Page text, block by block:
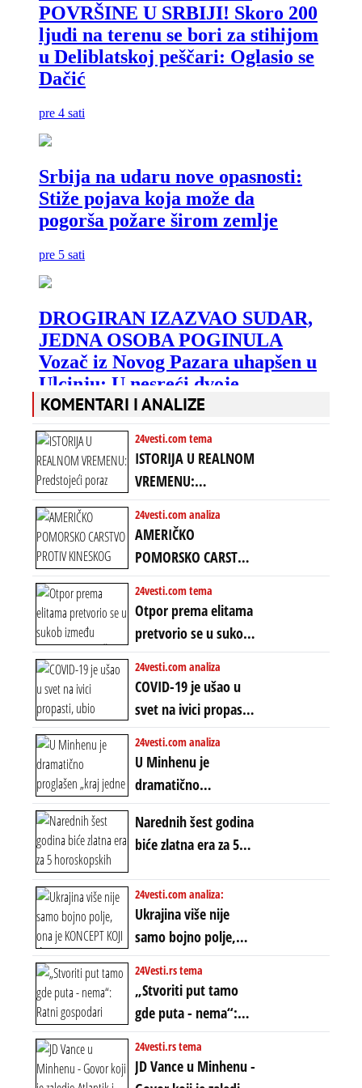
KOMENTARI I ANALIZE
24vesti.com tema
ISTORIJA U REALNOM
VREMENU:
Predstojeći poraz
Amerike u Iranu
uvodi eru
energetskog haosa,
finansijskih
previranja i kolapsa
starog poretka
24vesti.com analiza
AMERIČKO
POMORSKO CARSTVO
PROTIV KINESKOG
KOPNENOG SVETA:
Rat u Iranu je rat za
globalne preferencije
24vesti.com tema
Otpor prema elitama
pretvorio se u sukob
između običnih ljudi:
ZAŠTO SE DEŠAVA
EKSTREMNA
POLARIZACIJA?
24vesti.com analiza
COVID-19 je ušao u
svet na ivici propasti,
ubio milione, ali je
spasao sistem
24vesti.com analiza
U Minhenu je
dramatično
proglašen „kraj jedne
ere“, ali sa
dvostrukom
neistinom: forma te
ere završila se na
istom mestu, ali
prošle godine
Narednih šest godina
biće zlatna era za 5
znakova: Stiže lavina
novca i bogatstva
24vesti.com analiza:
Ukrajina više nije
samo bojno polje,
ona je KONCEPT KOJI
ĆE RASPASTI CEO
ZAPADNI SVET
24Vesti.rs tema
„Stvoriti put tamo
gde puta - nema“:
Ratni gospodari
plaču za starim
poretkom... Bez
24vesti.rs tema
JD Vance u Minhenu -